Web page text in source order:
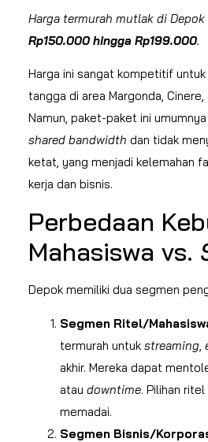
Harga termurah mutlak di
Rp150.000 hingga Rp199.000.
Harga ini sangat kompetitif untuk
tangga di area Margonda,
Namun, paket-paket ini
shared bandwidth dan tidak
ketat, yang menjadi kelemahan
kerja dan bisnis.
Perbedaan
Mahasiswa vs.
Depok memiliki dua segmen
Segmen Ritel/
termurah untuk streaming,
akhir. Mereka dapat
atau downtime. Pilihan
memadai.
Segmen Bisnis/